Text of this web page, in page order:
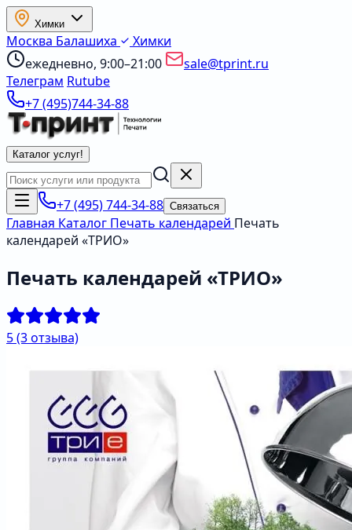
Химки
Москва Балашиха
Химки
ежедневно, 9:00–21:00
sale@tprint.ru
Телеграм Rutube
+7 (495)744-34-88
Каталог услуг!
+7 (495) 744-34-88 Связаться
Главная Каталог Печать календарей Печать
календарей «ТРИО»
Печать календарей «ТРИО»
5(3 отзыва)